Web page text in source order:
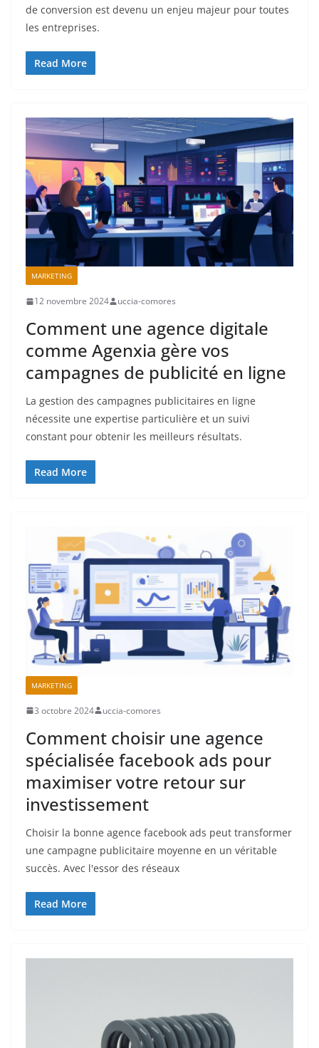
de conversion est devenu un enjeu majeur pour toutes
les entreprises.
Read More
MARKETING
12 novembre 2024 uccia-comores
Comment une agence digitale
comme Agenxia gère vos
campagnes de publicité en ligne
La gestion des campagnes publicitaires en ligne
nécessite une expertise particulière et un suivi
constant pour obtenir les meilleurs résultats.
Read More
MARKETING
3 octobre 2024 uccia-comores
Comment choisir une agence
spécialisée facebook ads pour
maximiser votre retour sur
investissement
Choisir la bonne agence facebook ads peut transformer
une campagne publicitaire moyenne en un véritable
succès. Avec l'essor des réseaux
Read More